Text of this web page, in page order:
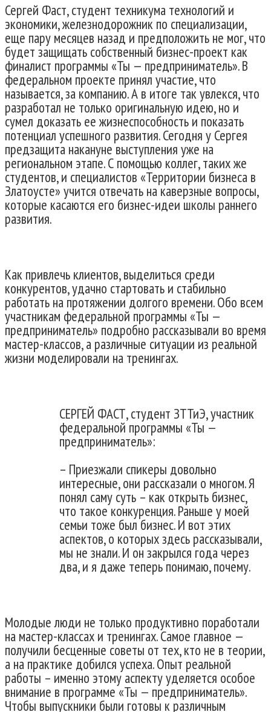
Сергей Фаст, студент техникума технологий и
экономики, железнодорожник по специализации,
еще пару месяцев назад и предположить не мог, что
будет защищать собственный бизнес-проект как
финалист программы «Ты — предприниматель». В
федеральном проекте принял участие, что
называется, за компанию. А в итоге так увлекся, что
разработал не только оригинальную идею, но и
сумел доказать ее жизнеспособность и показать
потенциал успешного развития. Сегодня у Сергея
предзащита накануне выступления уже на
региональном этапе. С помощью коллег, таких же
студентов, и специалистов «Территории бизнеса в
Златоусте» учится отвечать на каверзные вопросы,
которые касаются его бизнес-идеи школы раннего
развития.
Как привлечь клиентов, выделиться среди
конкурентов, удачно стартовать и стабильно
работать на протяжении долгого времени. Обо всем
участникам федеральной программы «Ты —
предприниматель» подробно рассказывали во время
мастер-классов, а различные ситуации из реальной
жизни моделировали на тренингах.
СЕРГЕЙ ФАСТ, студент ЗТТиЭ, участник
федеральной программы «Ты —
предприниматель»:
– Приезжали спикеры довольно
интересные, они рассказали о многом. Я
понял саму суть – как открыть бизнес,
что такое конкуренция. Раньше у моей
семьи тоже был бизнес. И вот этих
аспектов, о которых здесь рассказывали,
мы не знали. И он закрылся года через
два, и я даже теперь понимаю, почему.
Молодые люди не только продуктивно поработали
на мастер-классах и тренингах. Самое главное —
получили бесценные советы от тех, кто не в теории,
а на практике добился успеха. Опыт реальной
работы – именно этому аспекту уделяется особое
внимание в программе «Ты — предприниматель».
Чтобы выпускники были готовы к различным